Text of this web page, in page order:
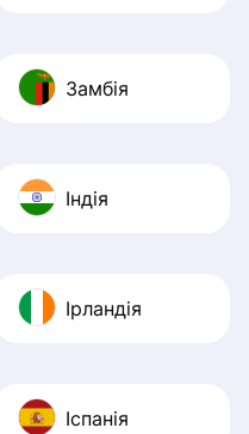
Замбія
Індія
Ірландія
Іспанія